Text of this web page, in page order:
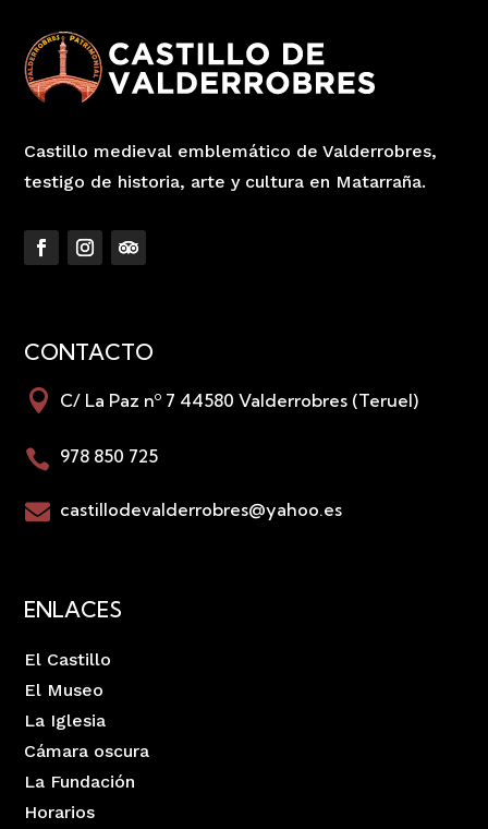
Castillo medieval emblemático de Valderrobres,
testigo de historia, arte y cultura en Matarraña.
CONTACTO
 C/ La Paz nº 7 44580 Valderrobres (Teruel)
 978 850 725
 castillodevalderrobres@yahoo.es
ENLACES
El Castillo
El Museo
La Iglesia
Cámara oscura
La Fundación
Horarios